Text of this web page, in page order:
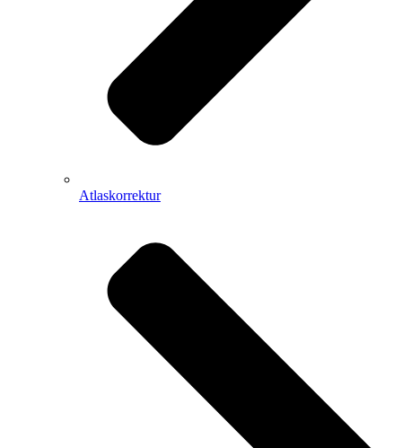
Atlaskorrektur